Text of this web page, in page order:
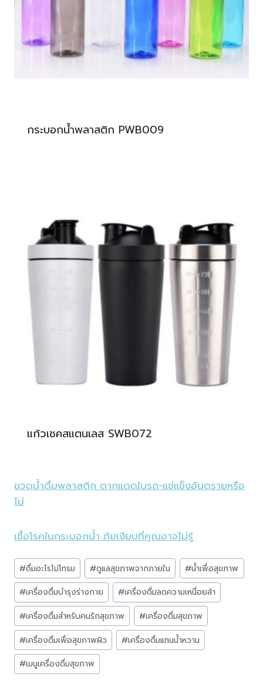
กระบอกน้ำพลาสติก PWB009
แก้วเชคสแตนเลส SWB072
ขวดน้ำดื่มพลาสติก ตากแดดในรถ-แช่แข็งอันตรายหรือ
ไม่
เชื้อโรคในกระบอกน้ำ ภัยเงียบที่คุณอาจไม่รู้
Post
Tags:
#ดื่มอะไรไม่โทรม #ดูแลสุขภาพจากภายใน #น้ำเพื่อสุขภาพ
#เครื่องดื่มบำรุงร่างกาย #เครื่องดื่มลดความเหนื่อยล้า
#เครื่องดื่มสำหรับคนรักสุขภาพ #เครื่องดื่มสุขภาพ
#เครื่องดื่มเพื่อสุขภาพผิว #เครื่องดื่มแทนน้ำหวาน
#เมนูเครื่องดื่มสุขภาพ